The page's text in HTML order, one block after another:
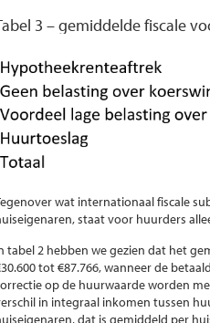
3 – gemiddelde fiscale
wat internationaal fiscale
staat voor huurders
tabel 2 hebben we gezien dat het
tot €87.766, wanneer de
op de huurwaarde worden
in integraal inkomen tussen
dat is gemiddeld per